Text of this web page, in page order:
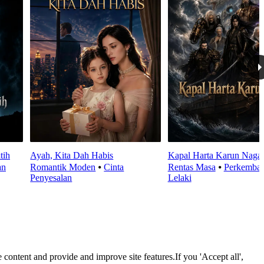
Ayah, Kita Dah Habis
Romantik Moden ⦁Cinta
Penyesalan
Kapal Harta Karun Naga
Rentas Masa ⦁
Lelaki
and provide and improve site features.If you 'Accept all',